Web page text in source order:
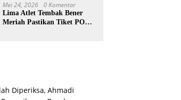
Mei 24, 2026 0 Komentar
Lima Atlet Tembak Bener
Meriah Pastikan Tiket PORA